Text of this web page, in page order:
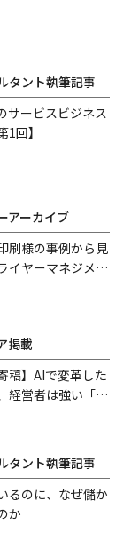
タント執筆記事
サービスビジネス
1回】
アーカイブ
刷様の事例から見
イヤーマネジメン
掲載
稿】AIで変革した
経営者は強い「覚
タント執筆記事
るのに、なぜ儲か
か